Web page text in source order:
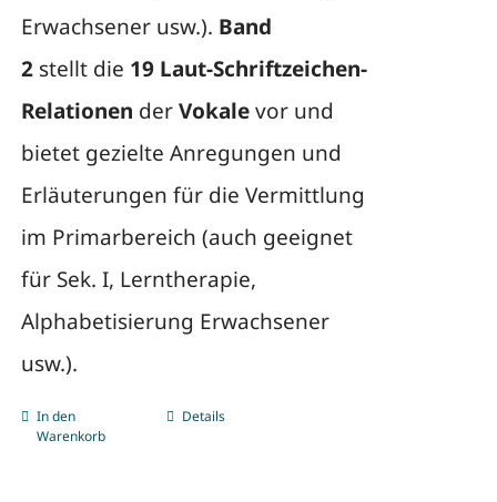
Erwachsener usw.). Band
2stellt die 19 Laut-Schriftzeichen-
Relationen derVokalevor und
bietet gezielte Anregungen und
Erläuterungen für die Vermittlung
im Primarbereich (auch geeignet
für Sek. I, Lerntherapie,
Alphabetisierung Erwachsener
usw.).
In den
Warenkorb
Details